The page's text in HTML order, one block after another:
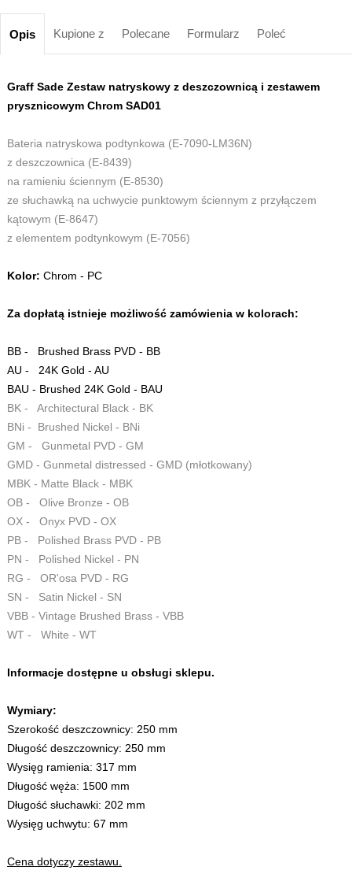
Opis Kupione z Polecane Formularz Poleć
Graff Sade Zestaw natryskowy z deszczownicą i zestawem
prysznicowym Chrom SAD01
Bateria natryskowa podtynkowa (E-7090-LM36N)
z deszczownica (E-8439)
na ramieniu ściennym (E-8530)
ze słuchawką na uchwycie punktowym ściennym z przyłączem
kątowym (E-8647)
z elementem podtynkowym (E-7056)
Kolor: Chrom - PC
Za dopłatą istnieje możliwość zamówienia w kolorach:
BB - Brushed Brass PVD - BB
AU - 24K Gold - AU
BAU - Brushed 24K Gold - BAU
BK - Architectural Black - BK
BNi - Brushed Nickel - BNi
GM - Gunmetal PVD - GM
GMD - Gunmetal distressed - GMD (młotkowany)
MBK - Matte Black - MBK
OB - Olive Bronze - OB
OX - Onyx PVD - OX
PB - Polished Brass PVD - PB
PN - Polished Nickel - PN
RG - OR'osa PVD - RG
SN - Satin Nickel - SN
VBB - Vintage Brushed Brass - VBB
WT - White - WT
Informacje dostępne u obsługi sklepu.
Wymiary:
Szerokość deszczownicy: 250 mm
Długość deszczownicy: 250 mm
Wysięg ramienia: 317 mm
Długość węża: 1500 mm
Długość słuchawki: 202 mm
Wysięg uchwytu: 67 mm
Cena dotyczy zestawu.